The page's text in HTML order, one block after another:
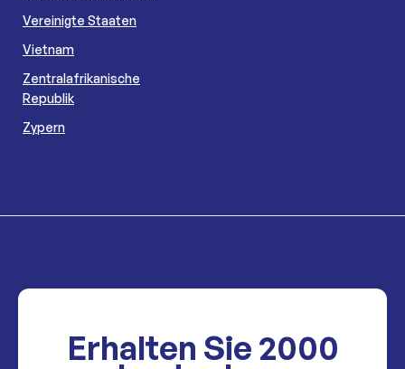
Vereinigte Staaten
Vietnam
Zentralafrikanische
Republik
Zypern
Erhalten Sie 2000